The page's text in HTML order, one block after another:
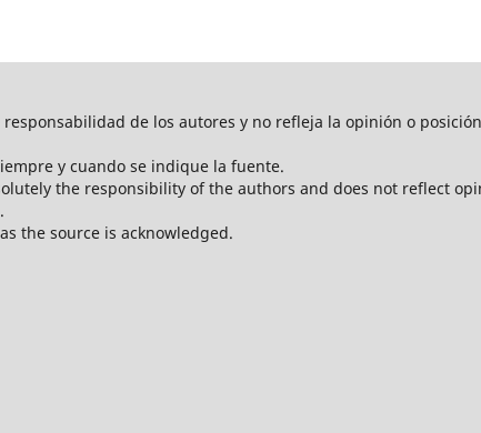
de los autores y no refleja la opinión o
y cuando se indique la fuente.
the responsibility of the authors and does not reflect
the source is acknowledged.